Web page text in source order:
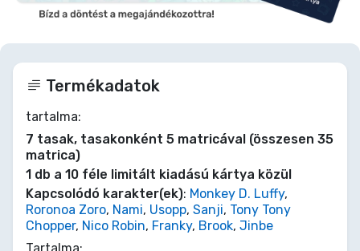
Termékadatok
tartalma:
7 tasak, tasakonként 5 matricával (összesen 35
matrica)
1 db a 10 féle limitált kiadású kártya közül
Kapcsolódó karakter(ek): Monkey D. Luffy,
Roronoa Zoro, Nami, Usopp, Sanji, Tony Tony
Chopper, Nico Robin, Franky, Brook, Jinbe